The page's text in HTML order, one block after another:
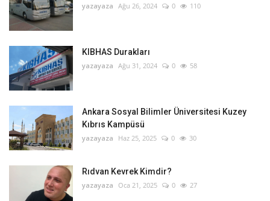
yazayaza Ağu 26, 2024 0 110
KIBHAS Durakları
yazayaza Ağu 31, 2024 0 58
Ankara Sosyal Bilimler Üniversitesi Kuzey
Kıbrıs Kampüsü
yazayaza Haz 25, 2025 0 30
Rıdvan Kevrek Kimdir?
yazayaza Oca 21, 2025 0 27